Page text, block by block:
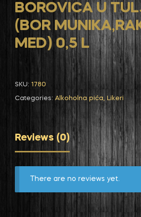
BOROVICA U
(BOR
MED) 0,5 L
SKU: 1780
Categories: Alkoholna pića, Likeri
Reviews (0)
There are no reviews yet.